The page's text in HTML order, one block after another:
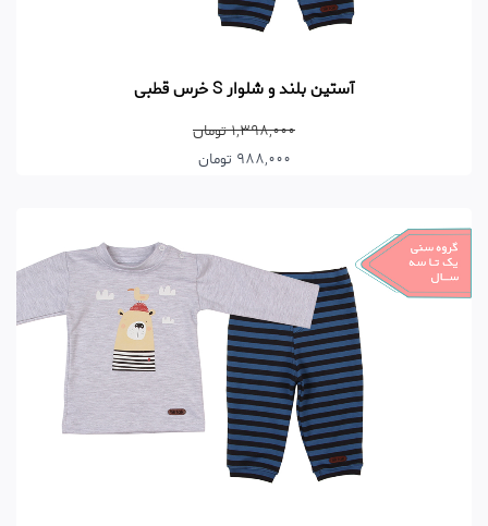
آستین بلند و شلوار S خرس قطبی
1,398,000 تومان
988,000 تومان